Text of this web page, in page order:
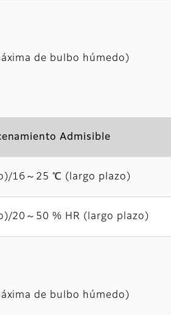
de bulbo húmedo)
Admisible
16～25 ℃ (largo plazo)
20～50 % HR (largo plazo)
de bulbo húmedo)